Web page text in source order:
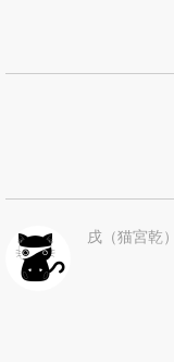
戌（猫宮乾）